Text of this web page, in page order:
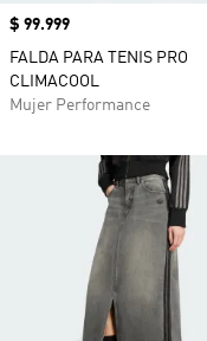
Precio
$ 99.999
FALDA PARA TENIS PRO
CLIMACOOL
Mujer Performance